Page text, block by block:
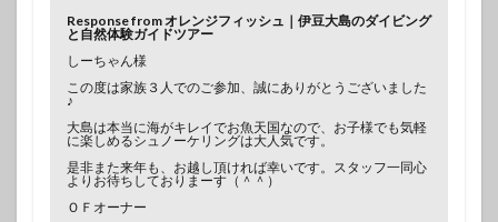
Response from オレンジフィッシュ｜伊豆大島のダイビング
と自然体験ガイドツアー
しーちゃん様
この度は家族３人でのご参加、誠にありがとうございました
♪
大島は本当に海がキレイでお魚天国なので、お子様でも気軽
に楽しめるシュノーケリングは大人気です。
是非また来年も、お越し頂ければ幸いです。スタッフ一同心
よりお待ちしておりまーす（＾＾）
ＯＦオーナー